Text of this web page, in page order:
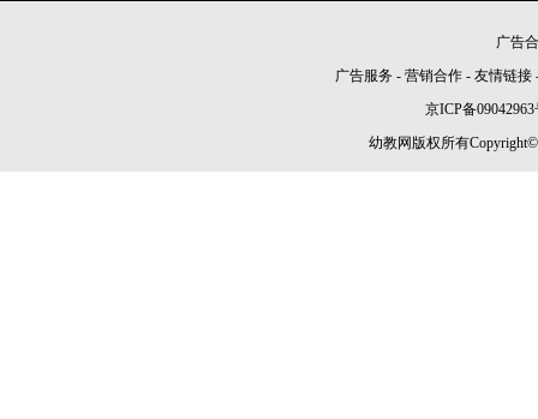
广告
广告服务 - 营销合作 - 友情链接
京ICP备09042963
幼教网版权所有